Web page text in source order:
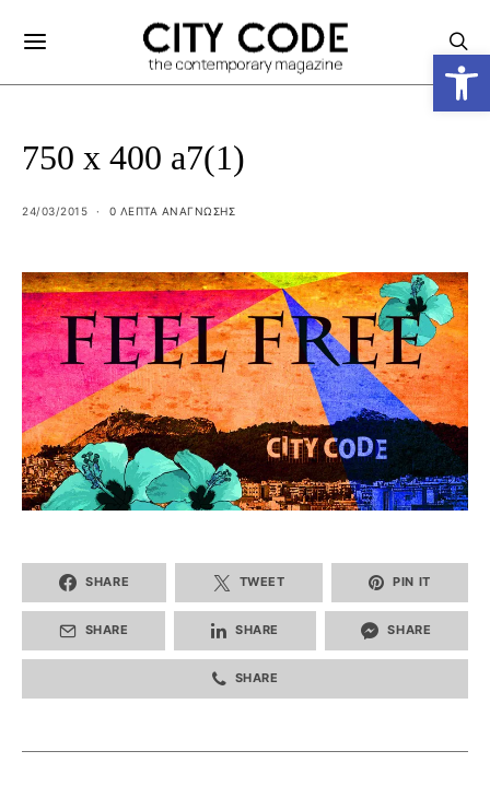
750 x 400 a7(1)
24/03/2015 0 ΛΕΠΤΑ ΑΝΆΓΝΩΣΗΣ
SHARE TWEET PIN IT
SHARE SHARE SHARE
SHARE